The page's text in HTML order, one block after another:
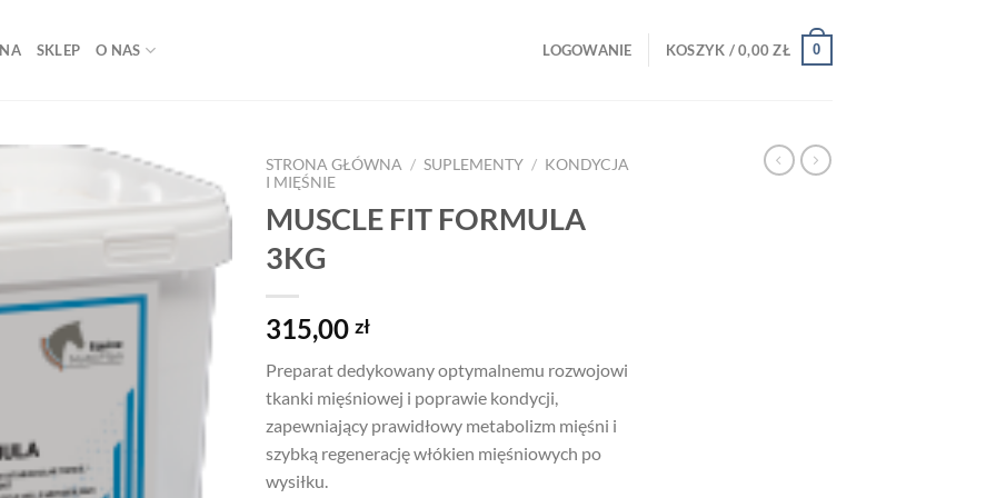
SKLEP O NAS LOGOWANIE KOSZYK /0,00ZŁ 0
wishlist
STRONA GŁÓWNA / SUPLEMENTY / KONDYCJA
I MIĘŚNIE
MUSCLE FIT FORMULA
3KG
315,00 zł
Preparat dedykowany optymalnemu rozwojowi
tkanki mięśniowej i poprawie kondycji,
zapewniający prawidłowy metabolizm mięśni i
szybką regenerację włókien mięśniowych po
wysiłku.